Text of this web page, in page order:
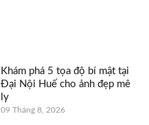
Khám phá 5 tọa độ bí mật tại
Đại Nội Huế cho ảnh đẹp mê
ly
09 Tháng 8, 2026